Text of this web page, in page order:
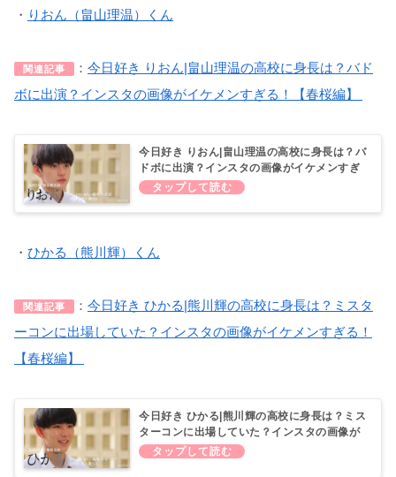
・ りおん（畠山理温）くん
関連記事 ： 今日好き りおん|畠山理温の高校に身長は？バド
ボに出演？インスタの画像がイケメンすぎる！【春桜編】
今日好き りおん|畠山理温の高校に身長は？バ
ドボに出演？インスタの画像がイケメンすぎ
る！【春桜編】
・ ひかる（熊川輝）くん
関連記事 ： 今日好き ひかる|熊川輝の高校に身長は？ミスタ
ーコンに出場していた？インスタの画像がイケメンすぎる！
【春桜編】
今日好き ひかる|熊川輝の高校に身長は？ミス
ターコンに出場していた？インスタの画像が
イケメンすぎる！【春桜編】